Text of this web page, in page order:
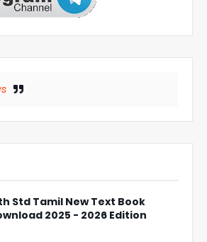
Std Tamil New Text Book
2025 - 2026 Edition